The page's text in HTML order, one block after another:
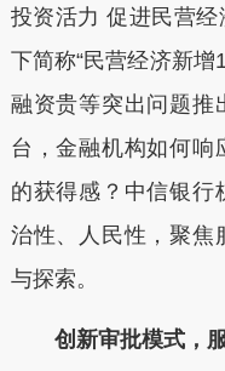
投资活力 促进民营经
下简称“民营经济新增
融资贵等突出问题推
台，金融机构如何响
的获得感？ 中信银行
治性、人民性，聚焦
与探索。
创新审批模式，